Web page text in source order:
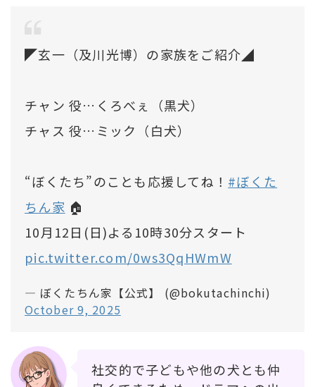
◤玄一（及川光博）の家族をご紹介◢
チャン 役…くろべぇ（黒犬）
チャス 役…ミック（白犬）
“ぼくたち”のことも応援してね！ #ぼくた
ちん家 🏠
10月12日(日)よる10時30分スタート
pic.twitter.com/0ws3QqHWmW
— ぼくたちん家【公式】 (@bokutachinchi)
October 9, 2025
社交的で子どもや他の犬とも仲